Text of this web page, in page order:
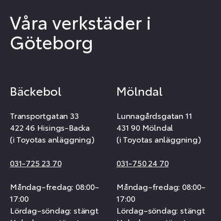
Våra verkstäder i
Göteborg
Bäckebol
Transportgatan 33
422 46 Hisings-Backa
(i Toyotas anläggning)
031-725 23 70
Måndag–fredag: 08:00–
17:00
Lördag–söndag: stängt
Mölndal
Lunnagårdsgatan 11
431 90 Mölndal
(i Toyotas anläggning)
031-750 24 70
Måndag–fredag: 08:00–
17:00
Lördag–söndag: stängt